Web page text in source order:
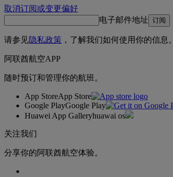
取消订阅或变更偏好
电子邮件地址 订阅
请参见隐私政策 ，了解我们如何使用你的信息。
阿联酋航空APP
随时预订和管理你的航班。
App StoreApp Store
Google PlayGoogle Play
Huawei App Galleryhuawai os
关注我们
分享你的阿联酋航空体验。